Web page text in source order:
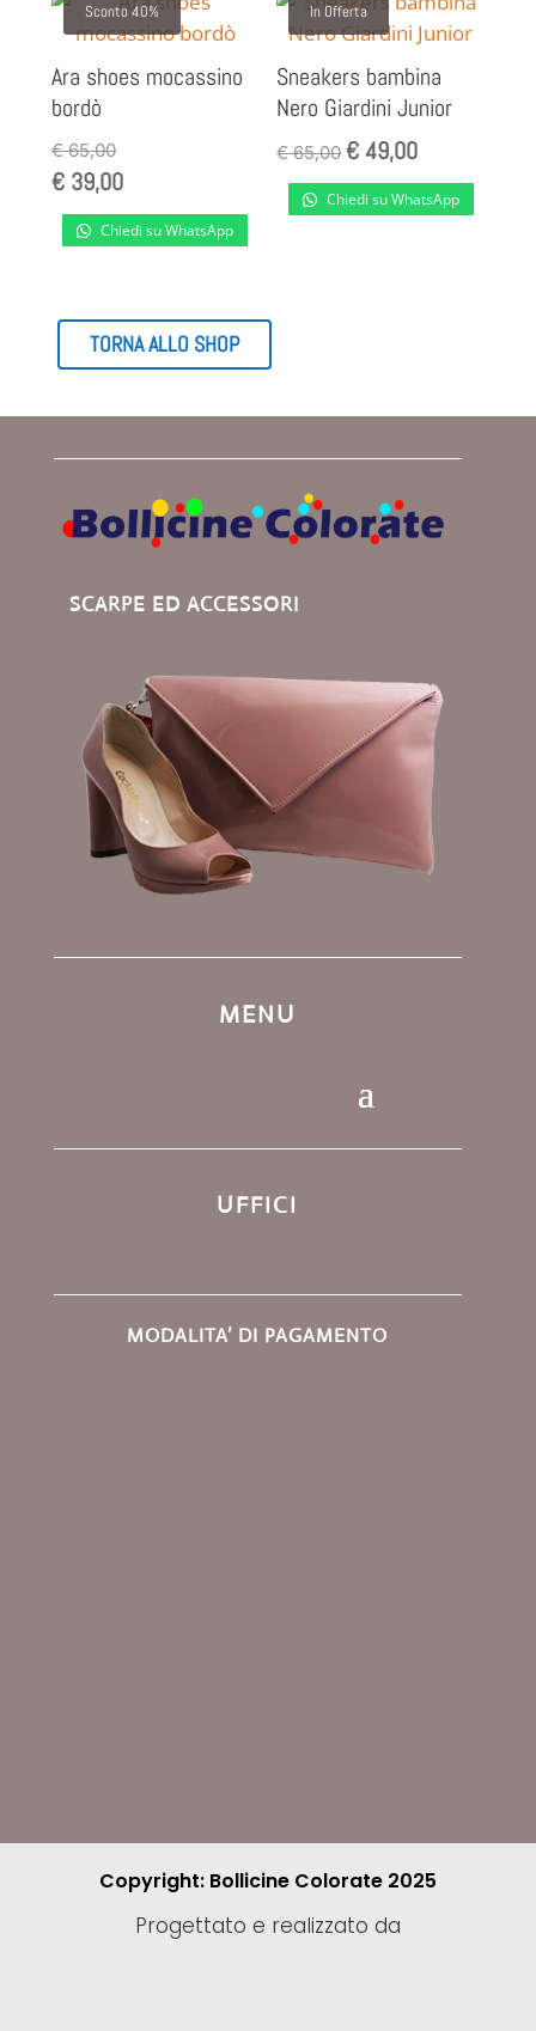
Sconto 40%
Ara shoes mocassino
bordò
€65,00
€39,00
Chiedi su WhatsApp
In Offerta
Sneakers bambina
Nero Giardini Junior
€65,00Il
prezzo
originale
€49,00Il
prezzo
attuale
Chiedi su WhatsApp
TORNA ALLO SHOP
SCARPE ED ACCESSORI
MENU
UFFICI
MODALITA’ DI PAGAMENTO
Copyright: Bollicine Colorate 2025
Progettato e realizzato da